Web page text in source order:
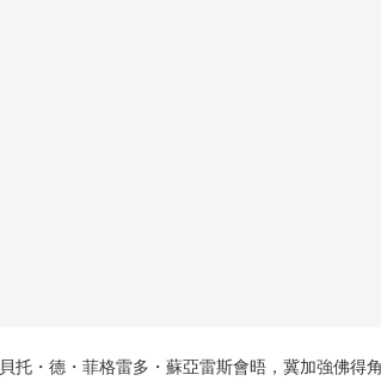
・德・菲格雷多・蘇亞雷斯會晤，冀加強佛得